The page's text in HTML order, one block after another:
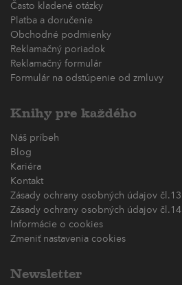
Často kladené otázky
Platba a doručenie
Obchodné podmienky
Reklamačný poriadok
Reklamačný formulár
Formulár na odstúpenie od zmluvy
Knihy pre každého
Náš príbeh
Blog
Kariéra
Kontakt
Zásady ochrany osobných údajov čl.13
Zásady ochrany osobných údajov čl.14
Informácie o cookies
Zmeniť nastavenia cookies
Newsletter